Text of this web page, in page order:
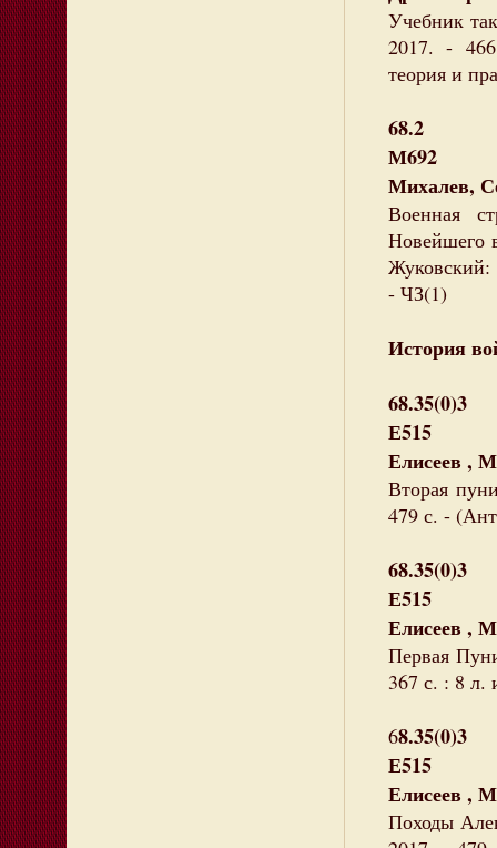
Учебник
2017. -
теория и
68.2
М692
Михалев,
Военная
Новейшего
Жуковский:
- ЧЗ(1)
История
68.35(0)3
Е515
Елисеев ,
Вторая
479 с. -
68.35(0)3
Е515
Елисеев ,
Первая
367 с. : 8 л.
68.35(0)3
Е515
Елисеев ,
Походы